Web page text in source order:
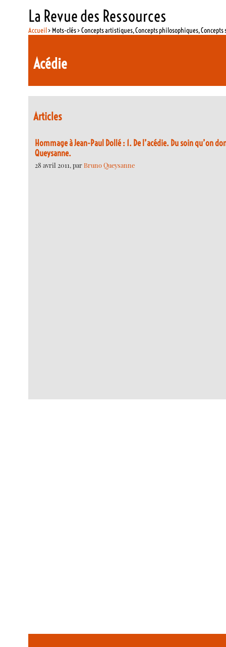
La Revue des Ressources
Accueil> Mots-clés > Concepts artistiques, Concepts philosophiques,
Acédie
Articles
Hommage à Jean-Paul Dollé : 1. De l’acédie. Du soin qu’on
Queysanne.
28 avril 2011, parBruno Queysanne